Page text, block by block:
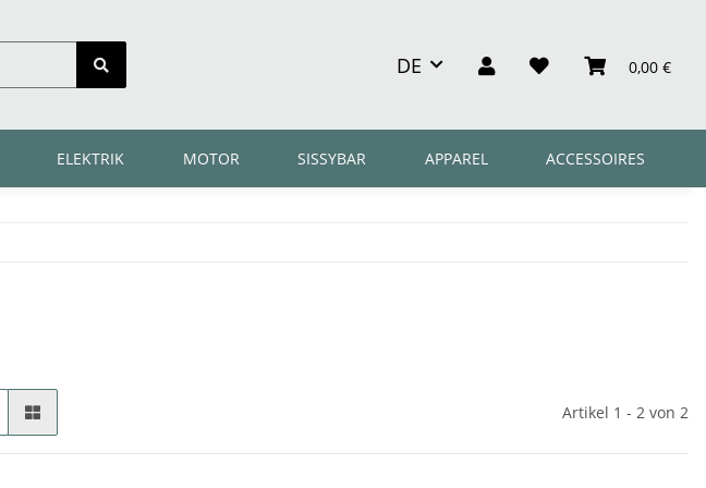
DE 0,00 €
ELEKTRIK MOTOR SISSYBAR APPAREL ACCESSOIRES
Artikel 1 - 2 von 2